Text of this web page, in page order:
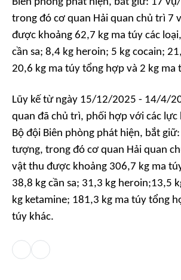
trong đó cơ quan Hải quan chủ trì 7
được khoảng 62,7 kg ma túy các
cần sa; 8,4 kg heroin; 5 kg cocain;
20,6 kg ma túy tổng hợp và 2 kg ma
Lũy kế từ ngày 15/12/2025 - 14/4/
quan đã chủ trì, phối hợp với các lực
Bộ đội Biên phòng phát hiện, bắt
tượng, trong đó cơ quan Hải quan
vật thu được khoảng 306,7 kg ma
38,8 kg cần sa; 31,3 kg heroin;13,5
kg ketamine; 181,3 kg ma túy tổng
túy khác.